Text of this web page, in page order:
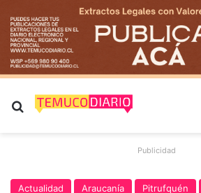
Buscar por
Publicidad
Actualidad Araucanía Pitrufquén